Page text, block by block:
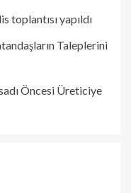
toplantısı yapıldı
Taleplerini
Öncesi Üreticiye